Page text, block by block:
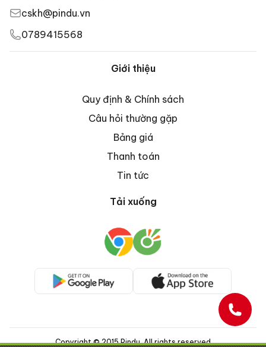
cskh@pindu.vn
0789415568
Giới thiệu
Quy định & Chính sách
Câu hỏi thường gặp
Bảng giá
Thanh toán
Tin tức
Tải xuống
Copyright © 2015 Pindu. All rights reserved